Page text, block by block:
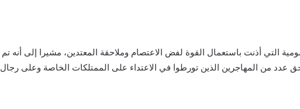
التي أذنت باستعمال القوة لفض الاعتصام وملاحقة المعتدين، مشيرا إلى أنه تم
من المهاجرين الذين تورطوا في الاعتداء على الممتلكات الخاصة وعلى رجال